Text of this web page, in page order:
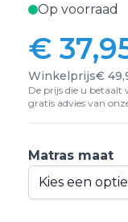
Op voorraad
Vanaf:
€
Winkelprijs€
De prijs die u betaalt
gratis advies van
Matras maat